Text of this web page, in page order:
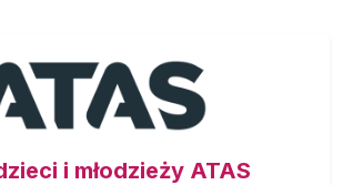
i młodzieży ATAS